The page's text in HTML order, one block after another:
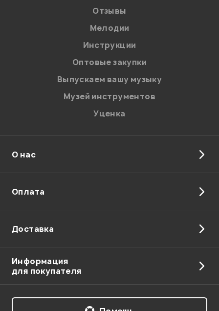
на обработку персональных данных в
Политикой в отношении обработки
персональных данных.
Введите проверочное число:
Отправить
Отзывы
Мелодии
Инструкции
Оптовые закупки
Выпускаем вашу музыку
Музей инструментов
Уценка
О нас
Оплата
Доставка
Информация
для покупателя